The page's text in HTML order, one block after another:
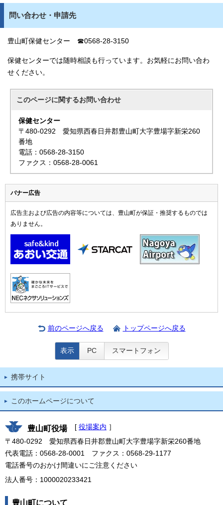
問い合わせ・申請先
豊山町保健センター ☎0568‐28‐3150
保健センターでは随時相談も行っています。お気軽にお問い合わ
せください。
このページに関するお問い合わせ
保健センター
〒480-0292 愛知県西春日井郡豊山町大字豊場字新栄260
番地
電話：0568-28-3150
ファクス：0568-28-0061
バナー広告
広告主および広告の内容等については、豊山町が保証・推奨するものでは
ありません。
前のページへ戻る トップページへ戻る
表示 PC スマートフォン
携帯サイト
このホームページについて
豊山町役場 [ 役場案内 ］
〒480-0292 愛知県西春日井郡豊山町大字豊場字新栄260番地
代表電話：0568-28-0001 ファクス：0568-29-1177
電話番号のおかけ間違いにご注意ください
法人番号：1000020233421
豊山町について